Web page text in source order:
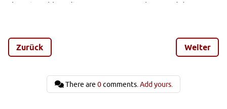
aber als Hobbyradler ein Herz gefasst hast, und deine
Empörung.
„echten“ Radsportler?
Rasierte Beine verwandeln dich nicht in einen
Zurück Weiter
There are 0comments. Add yours.